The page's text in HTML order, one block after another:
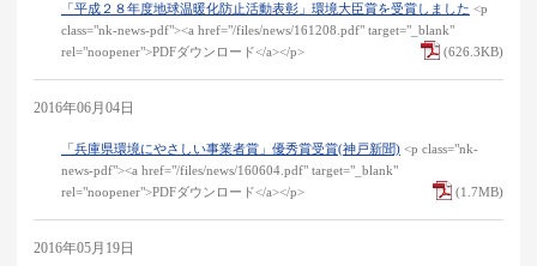
「平成２８年度地球温暖化防止活動表彰」環境大臣賞を受賞しました <p
class="nk-news-pdf"><a href="/files/news/161208.pdf" target="_blank"
rel="noopener">PDFダウンロード</a></p>
(626.3KB)
2016年06月04日
「兵庫県環境にやさしい事業者賞」優秀賞受賞(神戸新聞) <p class="nk-
news-pdf"><a href="/files/news/160604.pdf" target="_blank"
rel="noopener">PDFダウンロード</a></p>
(1.7MB)
2016年05月19日